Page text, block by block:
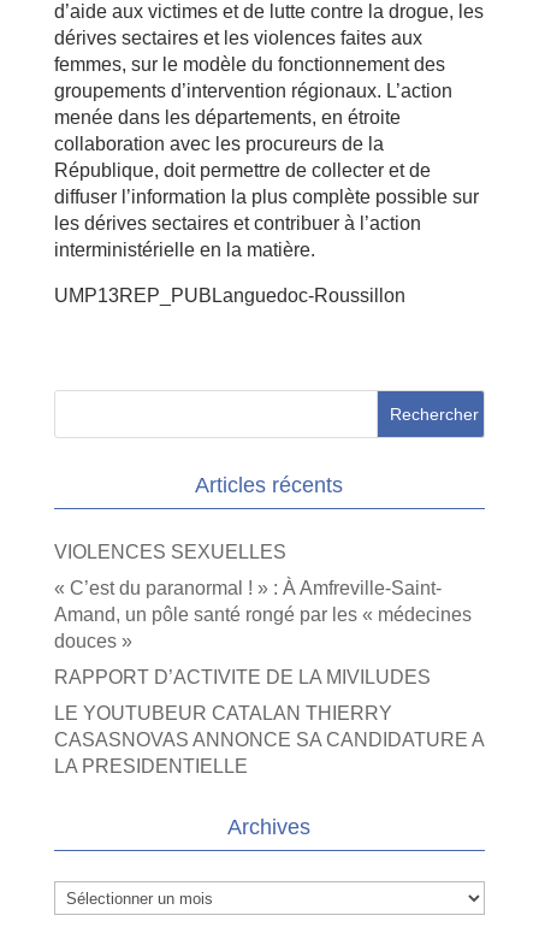
d’aide aux victimes et de lutte contre la drogue, les
dérives sectaires et les violences faites aux
femmes, sur le modèle du fonctionnement des
groupements d’intervention régionaux. L’action
menée dans les départements, en étroite
collaboration avec les procureurs de la
République, doit permettre de collecter et de
diffuser l’information la plus complète possible sur
les dérives sectaires et contribuer à l’action
interministérielle en la matière.
UMP13REP_PUBLanguedoc-Roussillon
Articles récents
VIOLENCES SEXUELLES
« C’est du paranormal ! » : À Amfreville-Saint-
Amand, un pôle santé rongé par les « médecines
douces »
RAPPORT D’ACTIVITE DE LA MIVILUDES
LE YOUTUBEUR CATALAN THIERRY
CASASNOVAS ANNONCE SA CANDIDATURE A
LA PRESIDENTIELLE
Archives
Archives